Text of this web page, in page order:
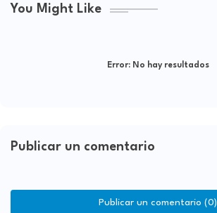
You Might Like
Error:No hay resultados
Publicar un comentario
Publicar un comentario (0)